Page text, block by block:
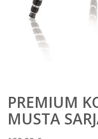
PREMIUM
MUSTA